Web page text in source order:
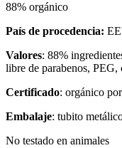
88% orgánico
País de procedencia:
Valores: 88%
libre de parabenos,
Certificado: orgánico
Embalaje: tubito
No testado en animales